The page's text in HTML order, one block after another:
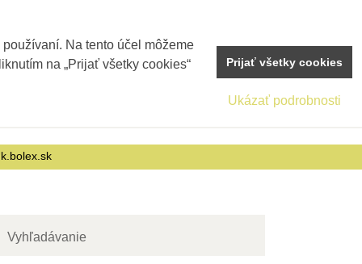
Na tento účel môžeme
na „Prijať všetky cookies“
Ukázať podrobnosti
Prijať všetky cookies